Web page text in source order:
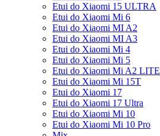
Etui do Xiaomi 15 ULTRA
Etui do Xiaomi Mi 6
Etui do Xiaomi MI A2
Etui do Xiaomi MI A3
Etui do Xiaomi Mi 4
Etui do Xiaomi Mi 5
Etui do Xiaomi Mi A2 LITE
Etui do Xiaomi Mi 15T
Etui do Xiaomi 17
Etui do Xiaomi 17 Ultra
Etui do Xiaomi Mi 10
Etui do Xiaomi Mi 10 Pro